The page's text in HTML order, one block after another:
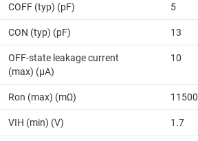
COFF (typ) (pF) 5
CON (typ) (pF) 13
OFF-state leakage current
(max) (µA)
10
Ron (max) (mΩ) 11500
VIH (min) (V) 1.7